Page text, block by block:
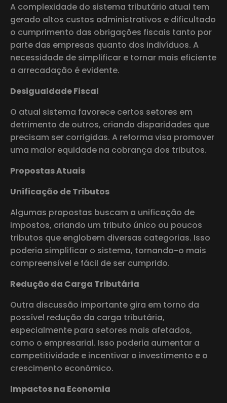
A complexidade do sistema tributário atual tem
gerado altos custos administrativos e dificultado
o cumprimento das obrigações fiscais tanto por
parte das empresas quanto dos indivíduos. A
necessidade de simplificar e tornar mais eficiente
a arrecadação é evidente.
Desigualdade Fiscal
O atual sistema favorece certos setores em
detrimento de outros, criando disparidades que
precisam ser corrigidas. A reforma visa promover
uma maior equidade na cobrança dos tributos.
Propostas Atuais
Unificação de Tributos
Algumas propostas buscam a unificação de
impostos, criando um tributo único ou poucos
tributos que englobem diversas categorias. Isso
poderia simplificar o sistema, tornando-o mais
compreensível e fácil de ser cumprido.
Redução da Carga Tributária
Outra discussão importante gira em torno da
possível redução da carga tributária,
especialmente para setores mais afetados,
como o empresarial. Isso poderia aumentar a
competitividade e incentivar o investimento e o
crescimento econômico.
Impactos na Economia